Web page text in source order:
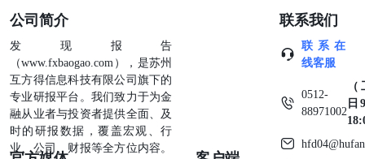
解铝进口窗口依然关闭。成本端，国内铝土矿供给偏紧，氧
化铝价格大幅提升，成本端支撑强劲。库存方面，截止至5
月9日，国内铝锭库存77.8万吨，环比减少1.6万吨，节后铝
锭累库情况优于预期。消费方面，下游开工率持稳运行，积
极扩大国内需求、落实好大 规模设备更新和消费品以旧换
新行动方案的方向不变，国内需求韧性仍有保障，但高位铝
价仍然抑制下游采购积极性。短期来看，国内供需矛盾不
大，而铝锭低库存与终端需求向好能够给予铝价支撑，预计
铝价或将震荡运行。 周五夜盘氧化铝主力收跌2.18%。供应
公司简介
发现报告
（www.fxbaogao.com），是苏州
互方得信息科技有限公司旗下的
专业研报平台。我们致力于为金
融从业者与投资者提供全面、及
时的研报数据，覆盖宏观、行
业、公司、财报等全方位内容。
联系我们
联系在
线客服
0512-
88971002
日